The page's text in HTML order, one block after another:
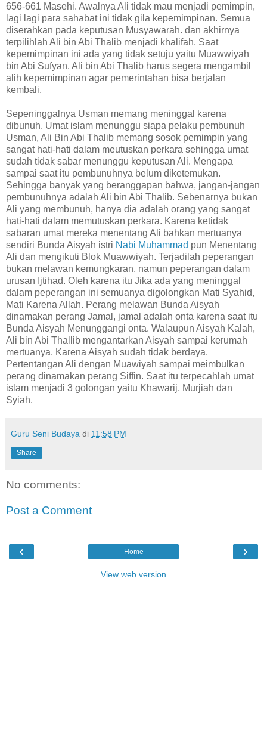
656-661 Masehi. Awalnya Ali tidak mau menjadi pemimpin,
lagi lagi para sahabat ini tidak gila kepemimpinan. Semua
diserahkan pada keputusan Musyawarah. dan akhirnya
terpilihlah Ali bin Abi Thalib menjadi khalifah. Saat
kepemimpinan ini ada yang tidak setuju yaitu Muawwiyah
bin Abi Sufyan. Ali bin Abi Thalib harus segera mengambil
alih kepemimpinan agar pemerintahan bisa berjalan
kembali.
Sepeninggalnya Usman memang meninggal karena
dibunuh. Umat islam menunggu siapa pelaku pembunuh
Usman, Ali Bin Abi Thalib memang sosok pemimpin yang
sangat hati-hati dalam meutuskan perkara sehingga umat
sudah tidak sabar menunggu keputusan Ali. Mengapa
sampai saat itu pembunuhnya belum diketemukan.
Sehingga banyak yang beranggapan bahwa, jangan-jangan
pembunuhnya adalah Ali bin Abi Thalib. Sebenarnya bukan
Ali yang membunuh, hanya dia adalah orang yang sangat
hati-hati dalam memutuskan perkara. Karena ketidak
sabaran umat mereka menentang Ali bahkan mertuanya
sendiri Bunda Aisyah istri Nabi Muhammad pun Menentang
Ali dan mengikuti Blok Muawwiyah. Terjadilah peperangan
bukan melawan kemungkaran, namun peperangan dalam
urusan Ijtihad. Oleh karena itu Jika ada yang meninggal
dalam peperangan ini semuanya digolongkan Mati Syahid,
Mati Karena Allah. Perang melawan Bunda Aisyah
dinamakan perang Jamal, jamal adalah onta karena saat itu
Bunda Aisyah Menunggangi onta. Walaupun Aisyah Kalah,
Ali bin Abi Thallib mengantarkan Aisyah sampai kerumah
mertuanya. Karena Aisyah sudah tidak berdaya.
Pertentangan Ali dengan Muawiyah sampai meimbulkan
perang dinamakan perang Siffin. Saat itu terpecahlah umat
islam menjadi 3 golongan yaitu Khawarij, Murjiah dan
Syiah.
Guru Seni Budaya di 11:58 PM
Share
No comments:
Post a Comment
‹ ›
Home
View web version